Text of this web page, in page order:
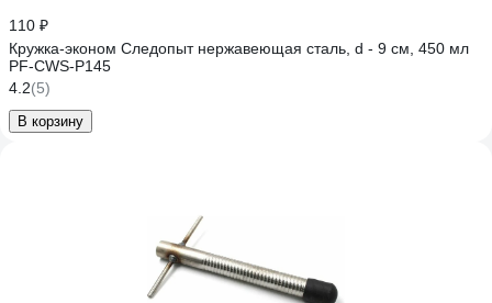
110 ₽
Кружка-эконом Следопыт нержавеющая сталь, d - 9 см, 450 мл
PF-CWS-P145
4.2(5)
В корзину